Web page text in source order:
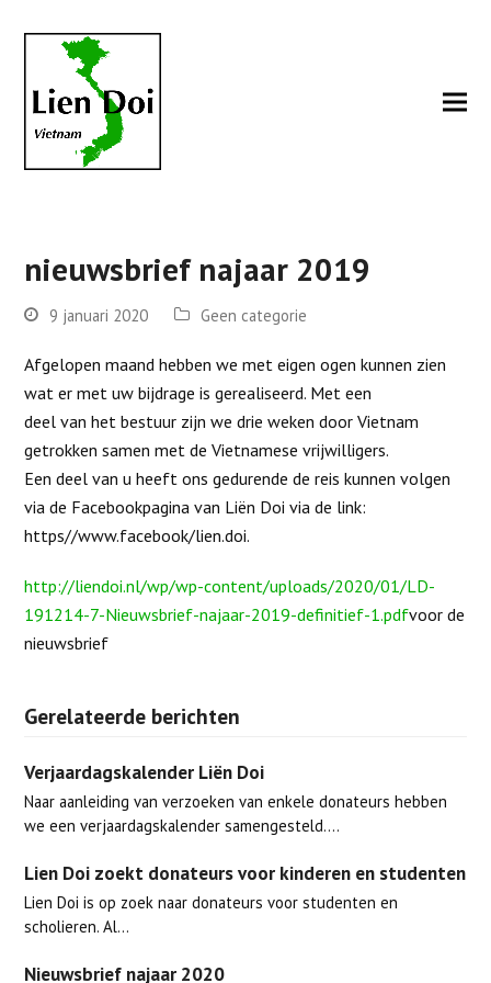
nieuwsbrief najaar 2019
9 januari 2020 Geen categorie
Afgelopen maand hebben we met eigen ogen kunnen zien
wat er met uw bijdrage is gerealiseerd. Met een
deel van het bestuur zijn we drie weken door Vietnam
getrokken samen met de Vietnamese vrijwilligers.
Een deel van u heeft ons gedurende de reis kunnen volgen
via de Facebookpagina van Liën Doi via de link:
https//www.facebook/lien.doi.
http://liendoi.nl/wp/wp-content/uploads/2020/01/LD-
191214-7-Nieuwsbrief-najaar-2019-definitief-1.pdfvoor de
nieuwsbrief
Gerelateerde berichten
Verjaardagskalender Liën Doi
Naar aanleiding van verzoeken van enkele donateurs hebben
we een verjaardagskalender samengesteld.…
Lien Doi zoekt donateurs voor kinderen en studenten
Lien Doi is op zoek naar donateurs voor studenten en
scholieren. Al…
Nieuwsbrief najaar 2020